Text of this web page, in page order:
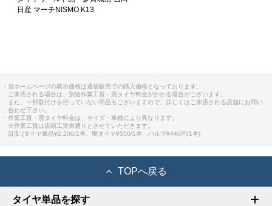
日産 マーチNISMO K13
・当ホームページの表示価格は通信販売での購入価格となっております。
ご来店される場合は、別途作業工賃・廃タイヤ料金がかかる場合がございます。
また、一部取付けを行っていない商品もございますので、詳しくはご来店される店舗にお問い
合わせ下さい。
・作業工賃・廃タイヤ料金は、サイズ・車種により異なります。
※作業工賃は店頭工賃表通りとさせていただきます。
目安:(タイヤ単品¥2,200/1本、廃タイヤ¥550/1本、バルブ¥440円/1本)
TOPへ戻る
タイヤ単品を探す